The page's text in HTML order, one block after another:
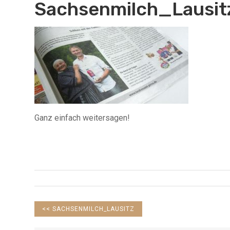
Ganz einfach weitersagen!
<< PREVIOUS
POST:
SACHSENMILCH_LAUSITZ